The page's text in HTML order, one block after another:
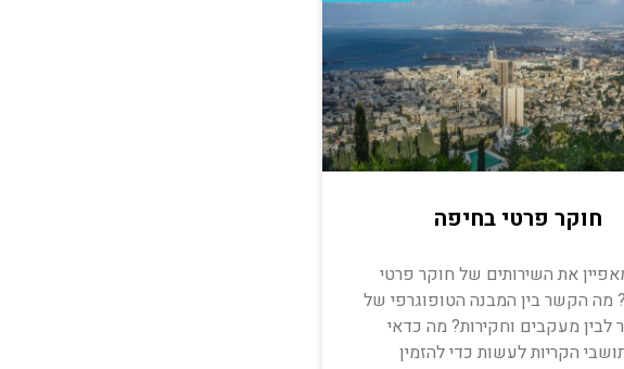
חוקר פרטי בחיפה
את השירותים של חוקר פרטי
מה הקשר בין המבנה הטופוגרפי של
לבין מעקבים וחקירות? מה כדאי
הקריות לעשות כדי להזמין